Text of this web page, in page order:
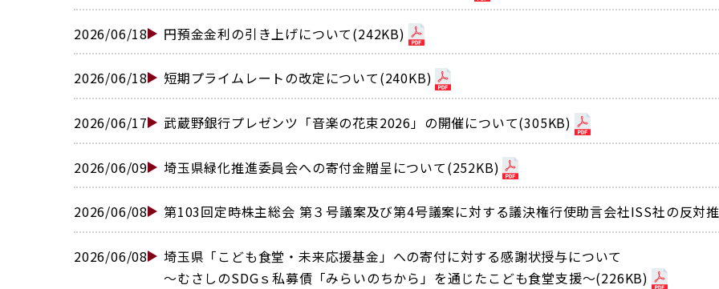
2026/06/18 円預金金利の引き上げについて(242KB)
2026/06/18 短期プライムレートの改定について(240KB)
2026/06/17 武蔵野銀行プレゼンツ「音楽の花束2026」の開催について(305KB)
2026/06/09 埼玉県緑化推進委員会への寄付金贈呈について(252KB)
2026/06/08 第103回定時株主総会 第３号議案及び第4号議案に対する議決権行使助言会社ISS社の反対
2026/06/08
埼玉県「こども食堂・未来応援基金」への寄付に対する感謝状授与について
〜むさしのSDGｓ私募債「みらいのちから」を通じたこども食堂支援〜(226KB)